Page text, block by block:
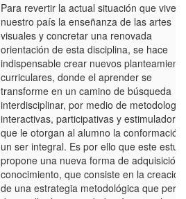
Para revertir la actual situación que vive
nuestro país la enseñanza de las artes
visuales y concretar una renovada
orientación de esta disciplina, se hace
indispensable crear nuevos
curriculares, donde el aprender se
transforme en un camino de búsqueda
interdisciplinar, por medio de
interactivas, participativas y estimuladoras
que le otorgan al alumno la conformación
un ser integral. Es por ello que este
propone una nueva forma de adquisición
conocimiento, que consiste en la creación
de una estrategia metodológica que